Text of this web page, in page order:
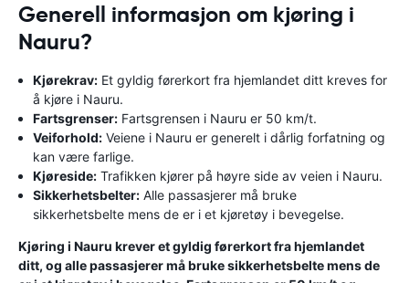
Generell informasjon om kjøring i
Nauru?
Kjørekrav: Et gyldig førerkort fra hjemlandet ditt kreves for
å kjøre i Nauru.
Fartsgrenser: Fartsgrensen i Nauru er 50 km/t.
Veiforhold: Veiene i Nauru er generelt i dårlig forfatning og
kan være farlige.
Kjøreside: Trafikken kjører på høyre side av veien i Nauru.
Sikkerhetsbelter: Alle passasjerer må bruke
sikkerhetsbelte mens de er i et kjøretøy i bevegelse.
Kjøring i Nauru krever et gyldig førerkort fra hjemlandet
ditt, og alle passasjerer må bruke sikkerhetsbelte mens de